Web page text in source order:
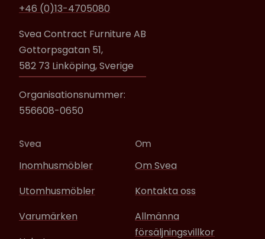
+46 (0)13-4705080
Svea Contract Furniture AB
Gottorpsgatan 51,
582 73 Linköping, Sverige
Organisationsnummer:
556608-0650
Svea
Inomhusmöbler
Utomhusmöbler
Varumärken
Om
Om Svea
Kontakta oss
Allmänna
försäljningsvillkor